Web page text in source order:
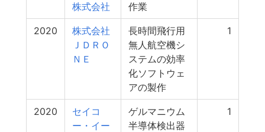
株式会社
作業
2020
株式会社
ＪＤＲＯ
ＮＥ
長時間飛行用
無人航空機シ
ステムの効率
化ソフトウェ
アの製作
1
2020
セイコ
ー・イー
ゲルマニウム
半導体検出器
1